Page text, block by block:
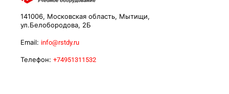
141006, Московская область, Мытищи,
ул.Белобородова, 2Б
Email: info@rstdy.ru
Телефон: +74951311532